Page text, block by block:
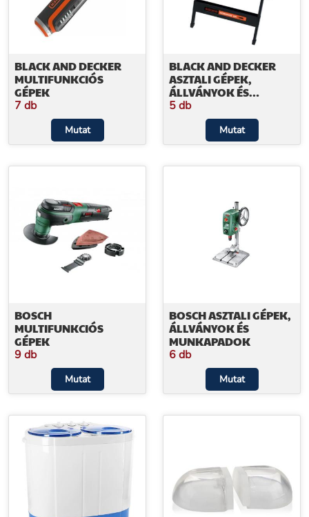
BLACK AND DECKER
MULTIFUNKCIÓS
GÉPEK
7 db
Mutat
BLACK AND DECKER
ASZTALI GÉPEK,
ÁLLVÁNYOK ÉS
MUNKAPADOK
5 db
Mutat
BOSCH
MULTIFUNKCIÓS
GÉPEK
9 db
Mutat
BOSCH ASZTALI GÉPEK,
ÁLLVÁNYOK ÉS
MUNKAPADOK
6 db
Mutat